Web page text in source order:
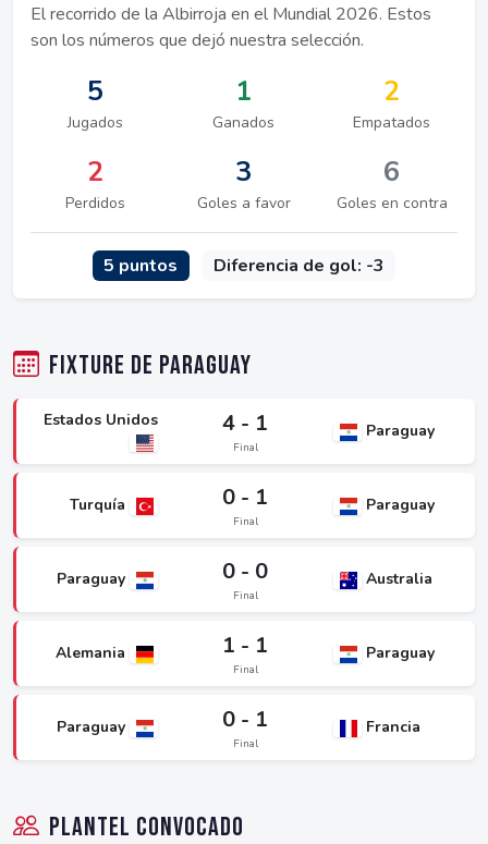
El recorrido de la Albirroja en el Mundial 2026. Estos
son los números que dejó nuestra selección.
5
Jugados
1
Ganados
2
Empatados
2
Perdidos
3
Goles a favor
6
Goles en contra
5 puntos Diferencia de gol: -3
Fixture de Paraguay
Estados Unidos 4 - 1
Final
Paraguay
Turquía 0 - 1
Final
Paraguay
Paraguay 0 - 0
Final
Australia
Alemania 1 - 1
Final
Paraguay
Paraguay 0 - 1
Final
Francia
Plantel Convocado